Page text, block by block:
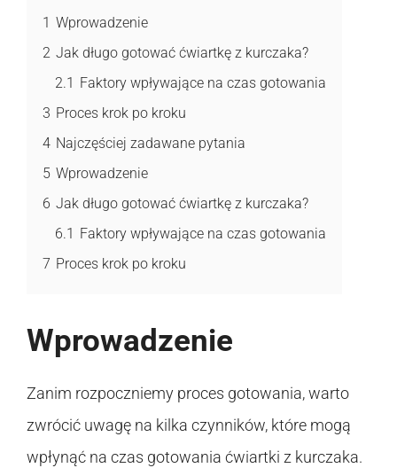
1 Wprowadzenie
2 Jak długo gotować ćwiartkę z kurczaka?
2.1 Faktory wpływające na czas gotowania
3 Proces krok po kroku
4 Najczęściej zadawane pytania
5 Wprowadzenie
6 Jak długo gotować ćwiartkę z kurczaka?
6.1 Faktory wpływające na czas gotowania
7 Proces krok po kroku
Wprowadzenie
Zanim rozpoczniemy proces gotowania, warto
zwrócić uwagę na kilka czynników, które mogą
wpłynąć na czas gotowania ćwiartki z kurczaka.